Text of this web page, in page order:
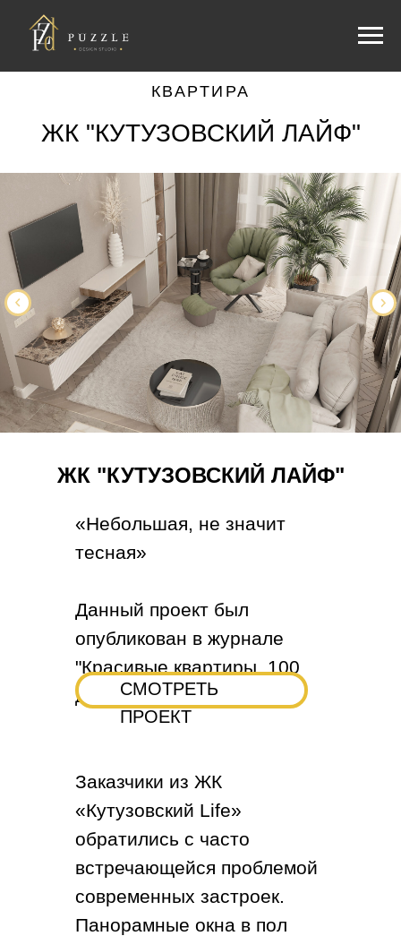
КВАРТИРА
ЖК "КУТУЗОВСКИЙ ЛАЙФ"
ЖК "КУТУЗОВСКИЙ ЛАЙФ"
СМОТРЕТЬ
ПРОЕКТ
«Небольшая, не значит
тесная»
Данный проект был
опубликован в журнале
"Красивые квартиры. 100
дизайн-проектов".
Заказчики из ЖК
«Кутузовский Life»
обратились с часто
встречающейся проблемой
современных застроек.
Панорамные окна в пол